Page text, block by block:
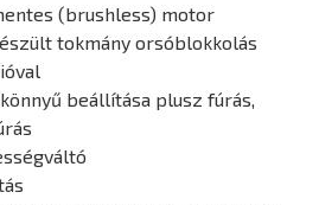
(brushless) motor
tokmány orsóblokkolás
beállítása plusz fúrás,